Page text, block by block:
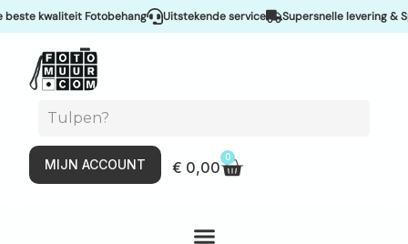
kwaliteit Fotobehang Uitstekende service Supersnelle levering &
MIJN ACCOUNT € 0,00
0